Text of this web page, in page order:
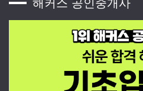
해커스 공인중개사